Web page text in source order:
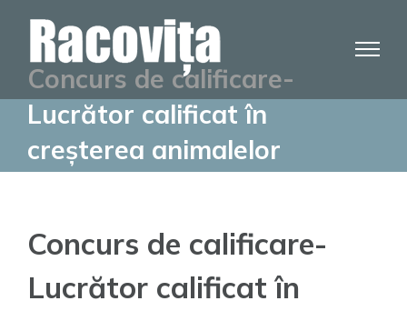
contentConcurs de calificare-
Lucrător calificat în
creșterea animalelor
Concurs de calificare-
Lucrător calificat în